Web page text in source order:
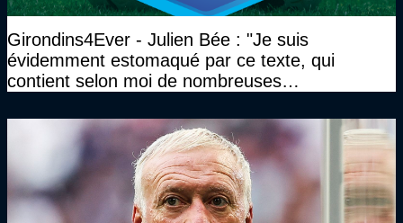
Girondins4Ever - Julien Bée : "Je suis
évidemment estomaqué par ce texte, qui
contient selon moi de nombreuses
plan juridique"